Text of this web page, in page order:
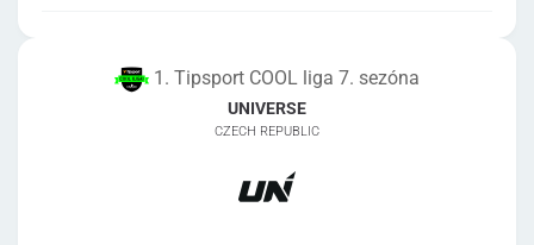
1. Tipsport COOL liga 7. sezóna
UNIVERSE
CZECH REPUBLIC